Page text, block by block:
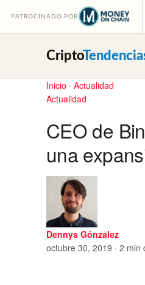
PATROCINADO POR
Cripto
Inicio · Actualidad
Actualidad
CEO de
una
Dennys Gónzalez
octubre 30, 2019 · 2 min